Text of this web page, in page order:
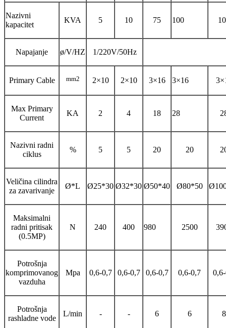
Nazivni
kapacitet
KVA 5 10 75 100
Napajanje ø/V/HZ 1/220V/50Hz
Primary Cable mm2 2×10 2×10 3×16 3×16
Max Primary
Current
KA 2 4 18 28
Nazivni radni
ciklus
% 5 5 20 20
Veličina cilindra
za zavarivanje
Ø*L Ø25*30 Ø32*30 Ø50*40 Ø80*50
Maksimalni
radni pritisak
(0.5MP)
N 240 400 980 2500
Potrošnja
komprimovanog
vazduha
Mpa 0,6-0,7 0,6-0,7 0,6-0,7 0,6-0,7
Potrošnja
rashladne vode
L/min - - 6 6 8